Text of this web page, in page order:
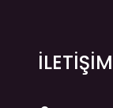
İLETİŞİM